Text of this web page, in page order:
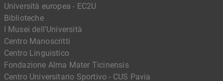
Università europea - EC2U
Biblioteche
I Musei dell'Università
Centro Manoscritti
Centro Linguistico
Fondazione Alma Mater Ticinensis
Centro Universitario Sportivo - CUS Pavia